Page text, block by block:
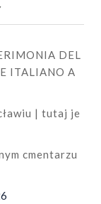
DEL
ITALIANO A
| tutaj je
cmentarzu